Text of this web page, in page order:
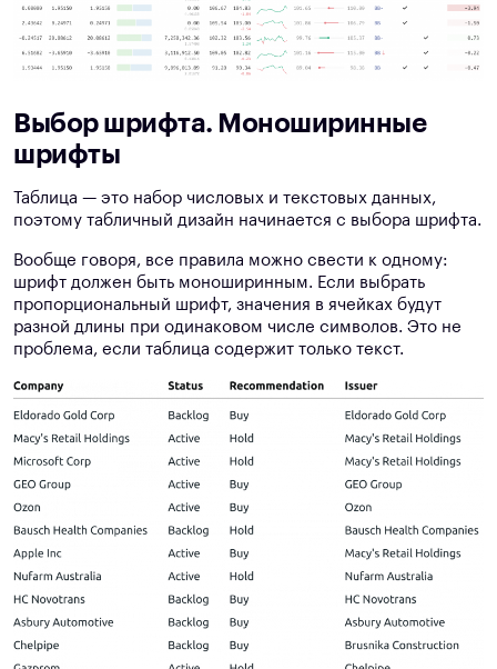
Выбор шрифта. Моноширинные
шрифты
Таблица — это набор числовых и текстовых данных,
поэтому табличный дизайн начинается с выбора шрифта.
Вообще говоря, все правила можно свести к одному:
шрифт должен быть моноширинным. Если выбрать
пропорциональный шрифт, значения в ячейках будут
разной длины при одинаковом числе символов. Это не
проблема, если таблица содержит только текст.